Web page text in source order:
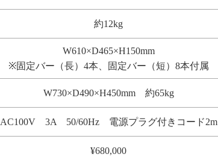
約12kg
W610×D465×H150mm
※固定バー（長）4本、固定バー（短）8本付属
W730×D490×H450mm 約65kg
AC100V 3A 50/60Hz 電源プラグ付きコード2m
¥680,000